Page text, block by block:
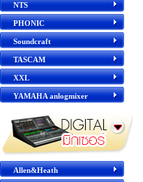
NTS
PHONIC
Soundcraft
TASCAM
XXL
YAMAHA anlogmixer
Allen&Heath